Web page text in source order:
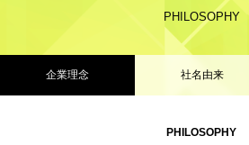
PHILOSOPHY
企業理念 社名由来
PHILOSOPHY